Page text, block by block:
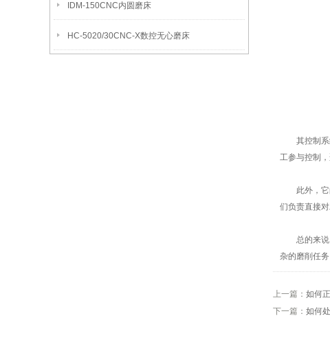
IDM-150CNC内圆磨床
HC-5020/30CNC-X数控无心磨床
其控制系统
工参与控制
此外，它的
们负责直接
总的来说，
杂的磨削任
上一篇： 如何
下一篇： 如何